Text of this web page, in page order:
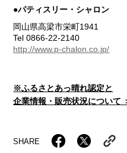
●パティスリー・シャロン
岡山県高梁市栄町1941
Tel 0866-22-2140
http://www.p-chalon.co.jp/
※ふるさとあっ晴れ認定と
企業情報・販売状況について
SHARE